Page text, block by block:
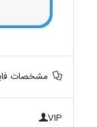
مشخصات
VIP